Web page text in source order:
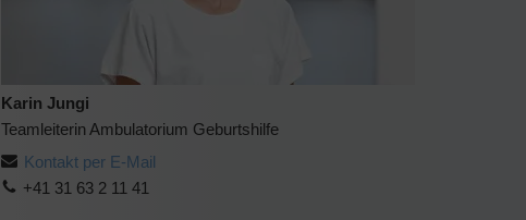
Karin Jungi
Teamleiterin Ambulatorium Geburtshilfe
Kontakt per E-Mail
+41 31 63 2 11 41